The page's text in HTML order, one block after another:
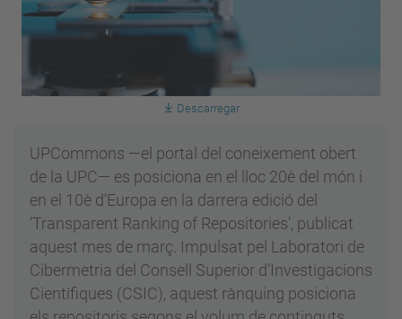
Descarregar
UPCommons —el portal del coneixement obert
de la UPC— es posiciona en el lloc 20è del món i
en el 10è d’Europa en la darrera edició del
‘Transparent Ranking of Repositories’, publicat
aquest mes de març. Impulsat pel Laboratori de
Cibermetria del Consell Superior d’Investigacions
Científiques (CSIC), aquest rànquing posiciona